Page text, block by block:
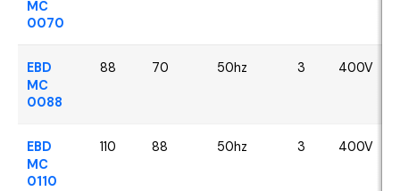
MC
0070
EBD
MC
0088
88 70 50hz 3 400V
EBD
MC
0110
110 88 50hz 3 400V